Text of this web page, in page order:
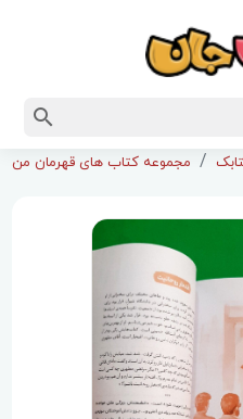
مجموعه کتاب های قهرمان من